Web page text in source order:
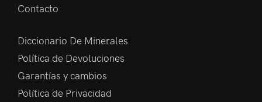
Contacto
Diccionario De Minerales
Política de Devoluciones
Garantías y cambios
Política de Privacidad